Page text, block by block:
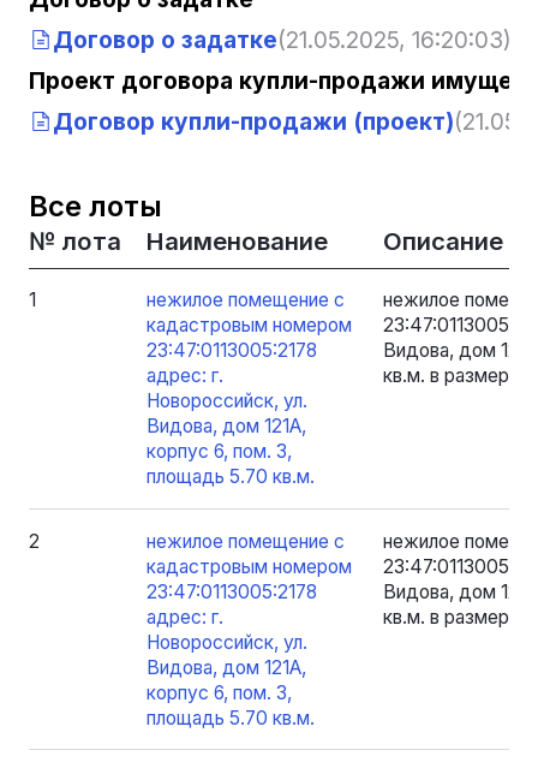
Договор о задатке(21.05.2025, 16:20:03)
Проект договора купли-продажи
Договор купли-продажи (проект)
Все лоты
№ лота Наименование Описание
1
нежилое помещение с
кадастровым номером
23:47:0113005:2178
адрес: г.
Новороссийск, ул.
Видова, дом 121А,
корпус 6, пом. 3,
площадь 5.70 кв.м.
нежилое
Видова, дом
кв.м. в размере
2
нежилое помещение с
кадастровым номером
23:47:0113005:2178
адрес: г.
Новороссийск, ул.
Видова, дом 121А,
корпус 6, пом. 3,
площадь 5.70 кв.м.
нежилое
Видова, дом
кв.м. в размере